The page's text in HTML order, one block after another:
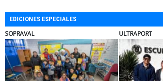
EDICIONES ESPECIALES